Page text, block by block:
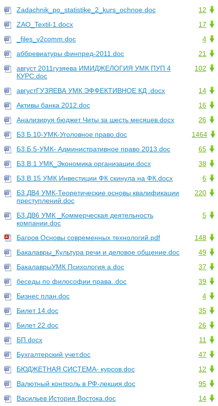
12
Zadachnik_po_statistike_2_kurs_ochnoe.doc
17
ZAO_Textil-1.docx
4
_files_v2comm.doc
21
аббревиатуры финпред-2011.doc
102
август 2011гузяева ИМИДЖЕЛОГИЯ УМК ПУП 4
КУРС.doc
14
августГУЗЯЕВА УМК ЭФФЕКТИВНОЕ КД .docx
16
Активы банка 2012.doc
26
Анализируя бюджет Читы за шесть месяцев.docx
1464
Б3.Б.10-УМК-Уголовное право.doc
65
Б3.Б.5-УМК- Административное право 2013.doc
38
Б3.В.1 УМК_Экономика организации.docx
6
Б3.В.15 УМК Инвестиции ФК скинула на ФК.docx
220
Б3.ДВ4 УМК-Теоретические основы квалификации
преступлений.doc
5
Б3.ДВ6 УМК _Коммерческая деятельность
компании.doc
148
Багров Основы современных технологий.pdf
49
Бакалавры_Культура речи и деловое общение.doc
37
БакалаврыУМК Психология а.doc
39
беседы по философии права..doc
4
Бизнес план.doc
35
Билет 14.doc
26
Билет 22.doc
11
БП.docx
47
Бухгалтерский учет.doc
12
БЮДЖЕТНАЯ СИСТЕМА- курсов.doc
95
Валютный контроль в РФ-лекция.doc
14
Васильев История Востока.doc